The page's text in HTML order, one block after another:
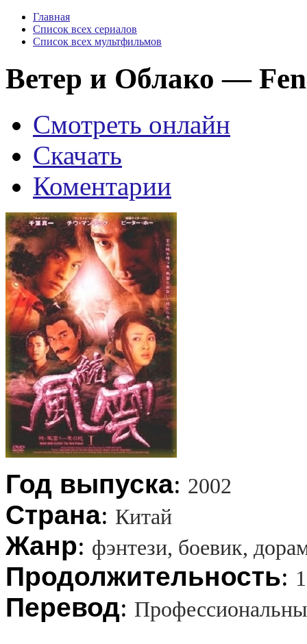
Главная
Список всех сериалов
Список всех мультфильмов
Ветер и Облако —
Смотреть онлайн
Скачать
Коментарии
Год выпуска: 2002
Страна: Китай
Жанр: фэнтези, боевик,
Продолжительность:
Перевод: